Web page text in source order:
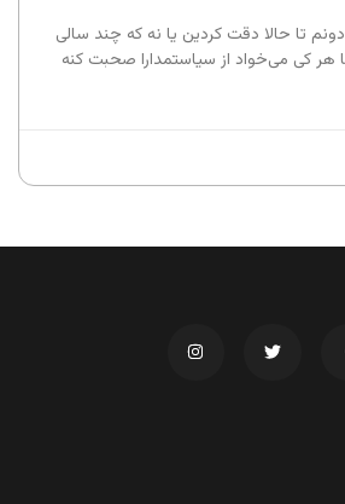
تا حالا دقت کردین یا نه که چند سالی
کی می‌خواد از سیاستمدارا صحبت کنه